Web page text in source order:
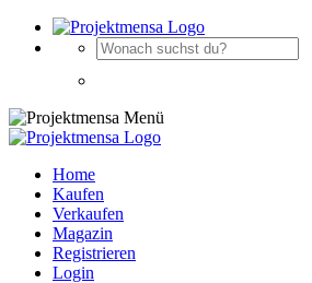
Home
Kaufen
Verkaufen
Magazin
Registrieren
Login